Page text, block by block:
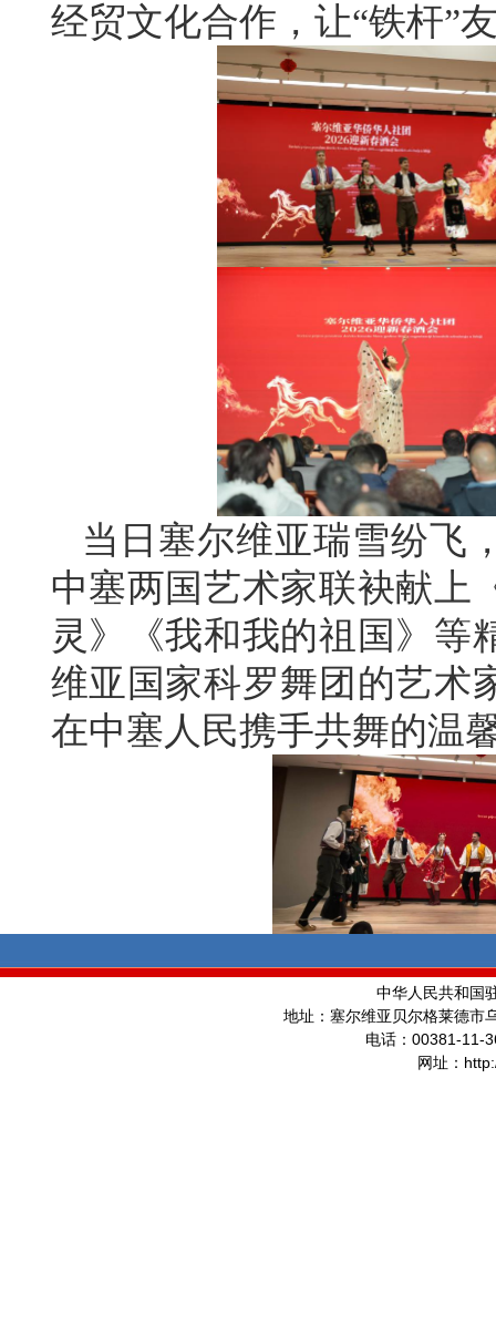
经贸文化合作，让“铁杆”
当日塞尔维亚瑞雪纷飞
中塞两国艺术家联袂献上
灵》《我和我的祖国》等
维亚国家科罗舞团的艺术
在中塞人民携手共舞的温
中华人民共和国
地址：塞尔维亚贝尔格莱德市
电话： 00381-11-
网址：